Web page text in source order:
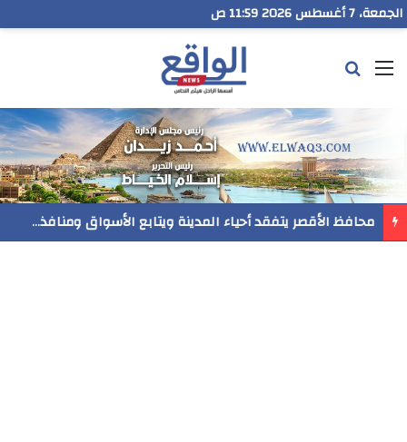
الجمعة، 7 أغسطس 2026 11:59 ص
القائمة
محافظ الأقصر يتفقد أحياء المدينة ويتابع الأسواق ومنافذ بيع السلع والخدمات المقدمة للمواطنين